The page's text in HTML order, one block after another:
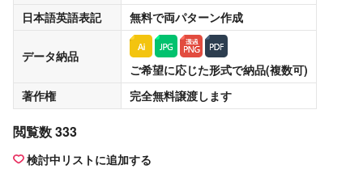
日本語英語表記
無料で両パターン作成
データ納品
ご希望に応じた形式で納品(複数可)
著作権
完全無料譲渡します
閲覧数 333
検討中リストに追加する